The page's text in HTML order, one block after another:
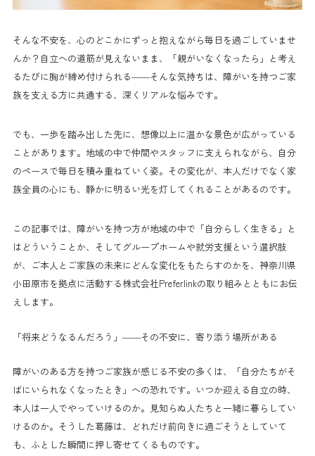
そんな不安を、心のどこかにずっと抱えながら毎日を過ごしていませ
んか？自立への道筋が見えないまま、「親がいなくなったら」と考え
るたびに胸が締め付けられる——そんな気持ちは、障がいを持つご家
族を支える方に共通する、深くリアルな悩みです。
でも、一歩を踏み出した先に、想像以上に温かな景色が広がっている
ことがあります。地域の中で仲間やスタッフに支えられながら、自分
のペースで毎日を積み重ねていく姿。その変化が、本人だけでなく家
族全員の心にも、静かに明るい光を灯してくれることがあるのです。
この記事では、障がいを持つ方が地域の中で「自分らしく生きる」と
はどういうことか、そしてグループホームや就労支援という選択肢
が、ご本人とご家族の未来にどんな変化をもたらすのかを、神奈川県
小田原市を拠点に活動する株式会社Preferlinkの取り組みとともにお伝
えします。
「将来どうなるんだろう」——その不安に、寄り添う場所がある
障がいのある方を持つご家族が感じる不安の多くは、「自分たちがそ
ばにいられなくなったとき」への恐れです。いつか迎える自立の時、
本人は一人でやっていけるのか。見知らぬ人たちと一緒に暮らしてい
けるのか。そうした葛藤は、どれだけ前向きに過ごそうとしていて
も、ふとした瞬間に押し寄せてくるものです。